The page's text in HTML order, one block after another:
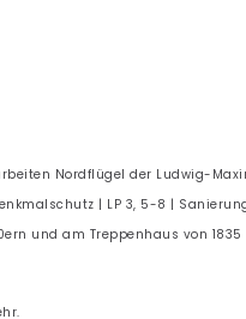
Nordflügel der Ludwig-
| LP 3, 5-8 |
und am Treppenhaus von 1835